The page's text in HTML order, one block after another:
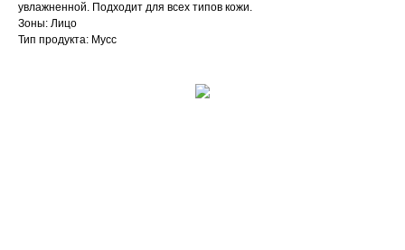
увлажненной. Подходит для всех типов кожи.
Зоны: Лицо
Тип продукта: Мусс